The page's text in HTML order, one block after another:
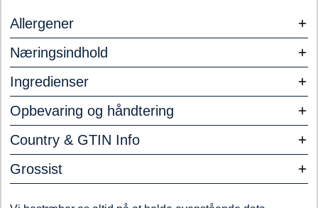
Allergener
Næringsindhold
Ingredienser
Opbevaring og håndtering
Country & GTIN Info
Grossist